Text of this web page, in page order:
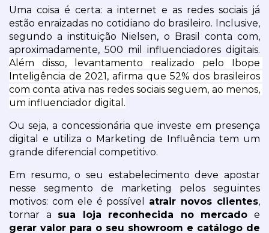
Uma coisa é certa: a internet e as redes sociais já
estão enraizadas no cotidiano do brasileiro. Inclusive,
segundo a instituição Nielsen, o Brasil conta com,
Além disso, levantamento realizado pelo Ibope
Inteligência de 2021, afirma que 52% dos brasileiros
com conta ativa nas redes sociais seguem, ao menos,
um influenciador digital.
Ou seja, a concessionária que investe em presença
digital e utiliza o Marketing de Influência tem um
grande diferencial competitivo.
Em resumo, o seu estabelecimento deve apostar
nesse segmento de marketing pelos seguintes
motivos: com ele é possível atrair novos clientes,
tornar a sua loja reconhecida no mercado
gerar valor para o seu showroom e catálogo de